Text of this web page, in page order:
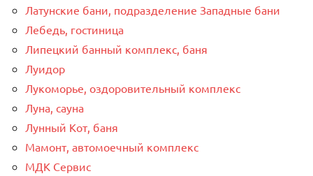
Латунские бани, подразделение Западные бани
Лебедь, гостиница
Липецкий банный комплекс, баня
Луидор
Лукоморье, оздоровительный комплекс
Луна, сауна
Лунный Кот, баня
Мамонт, автомоечный комплекс
МДК Сервис